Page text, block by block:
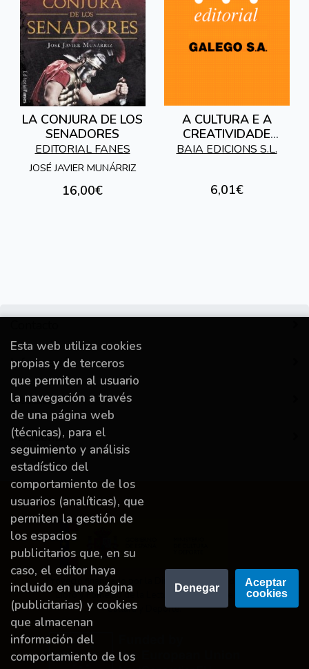
LA CONJURA DE LOS
SENADORES
EDITORIAL FANES
JOSÉ JAVIER MUNÁRRIZ
16,00€
A CULTURA E A
CREATIVIDADE
GALEGAS DE CARA
BAIA EDICIONS S.L.
6,01€
Información
Destacado
Mi cuenta
Proyecto financiado por la Dirección General del
Libro y Fomento de la Lectura, Ministerio de
Cultura y Deporte.
Esta web utiliza cookies
propias y de terceros
que permiten al usuario
la navegación a través
de una página web
(técnicas), para el
seguimiento y análisis
estadístico del
comportamiento de los
usuarios (analíticas), que
permiten la gestión de
los espacios
publicitarios que, en su
caso, el editor haya
incluido en una página
(publicitarias) y cookies
que almacenan
información del
comportamiento de los
Denegar
Aceptar
cookies